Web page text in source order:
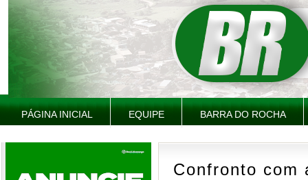
PÁGINA INICIAL EQUIPE BARRA DO ROCHA
Confronto com